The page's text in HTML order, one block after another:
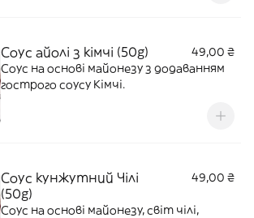
Соус айолі з кімчі (50g)
49,00 ₴
Соус на основі майонезу з додаванням
гострого соусу Кімчі.
Соус кунжутний Чілі
(50g)
49,00 ₴
Соус на основі майонезу, світ чілі,